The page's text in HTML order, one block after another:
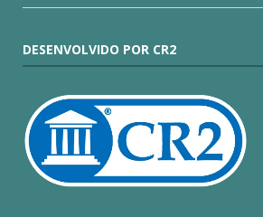
DESENVOLVIDO POR CR2